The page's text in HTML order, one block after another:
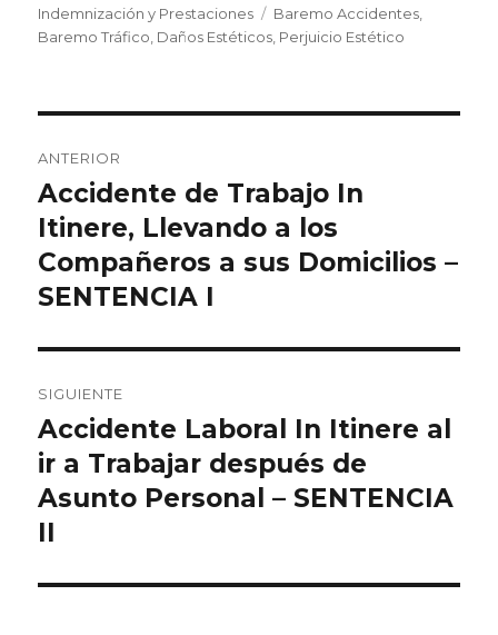
el
Indemnización y Prestaciones
Etiquetas
Baremo Accidentes
Baremo Tráfico Daños Estéticos Perjuicio Estético
de
entradas
ANTERIOR
Entrada
anterior:
Accidente de Trabajo In
Itinere, Llevando a los
Compañeros a sus Domicilios –
SENTENCIA I
SIGUIENTE
Entrada
siguiente:
Accidente Laboral In Itinere al
ir a Trabajar después de
Asunto Personal – SENTENCIA
II